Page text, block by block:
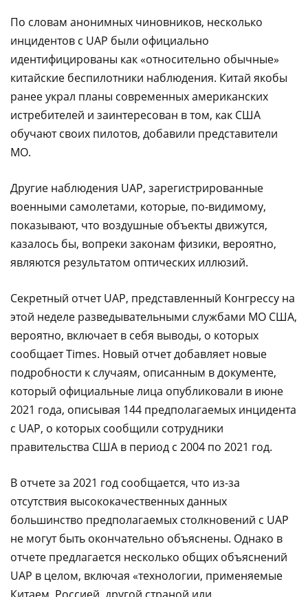
По словам анонимных чиновников, несколько
инцидентов с UAP были официально
идентифицированы как «относительно обычные»
китайские беспилотники наблюдения. Китай якобы
ранее украл планы современных американских
истребителей и заинтересован в том, как США
обучают своих пилотов, добавили представители
МО.
Другие наблюдения UAP, зарегистрированные
военными самолетами, которые, по-видимому,
показывают, что воздушные объекты движутся,
казалось бы, вопреки законам физики, вероятно,
являются результатом оптических иллюзий.
Секретный отчет UAP, представленный Конгрессу на
этой неделе разведывательными службами МО США,
вероятно, включает в себя выводы, о которых
сообщает Times. Новый отчет добавляет новые
подробности к случаям, описанным в документе,
который официальные лица опубликовали в июне
2021 года, описывая 144 предполагаемых инцидента
с UAP, о которых сообщили сотрудники
правительства США в период с 2004 по 2021 год.
В отчете за 2021 год сообщается, что из-за
отсутствия высококачественных данных
большинство предполагаемых столкновений с UAP
не могут быть окончательно объяснены. Однако в
отчете предлагается несколько общих объяснений
UAP в целом, включая «технологии, применяемые